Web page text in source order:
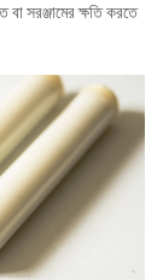
বা সরঞ্জামের ক্ষতি করতে